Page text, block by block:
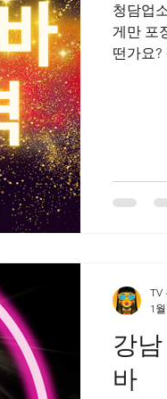
디시구인 스웨디시
청담업
게만 포장하지
떤가요
가·지명
부하는
강
바
TV
1